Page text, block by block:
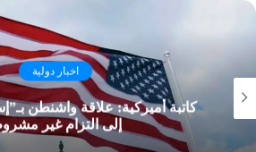
اخبار دولية
كاتبة أميركية: علاقة واشنطن
إلى التزام غير